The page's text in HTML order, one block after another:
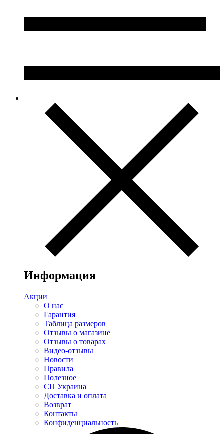
Информация
Акции
О нас
Гарантия
Таблица размеров
Отзывы о магазине
Отзывы о товарах
Видео-отзывы
Новости
Правила
Полезное
СП Украина
Доставка и оплата
Возврат
Контакты
Конфиденциальность